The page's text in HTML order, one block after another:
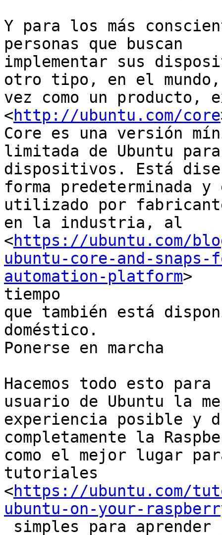
Y para los más
personas que buscan
implementar sus
otro tipo, en el
vez como un producto,
<http://ubuntu.com/core
Core es una versión
limitada de Ubuntu para
dispositivos. Está
forma predeterminada y
utilizado por
en la industria, al
<https://ubuntu.com/
ubuntu-core-and-
automation-platform>
tiempo
que también está
doméstico.
Ponerse en marcha
Hacemos todo esto
usuario de Ubuntu la
experiencia posible y
completamente la
como el mejor lugar
tutoriales
<https://ubuntu.com/
ubuntu-on-your-